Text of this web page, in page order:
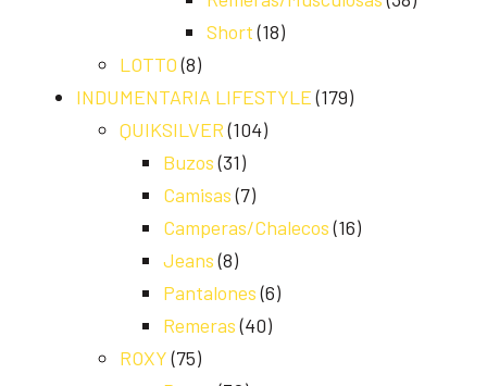
Short (18)
LOTTO (8)
INDUMENTARIA LIFESTYLE (179)
QUIKSILVER (104)
Buzos (31)
Camisas (7)
Camperas/Chalecos (16)
Jeans (8)
Pantalones (6)
Remeras (40)
ROXY (75)